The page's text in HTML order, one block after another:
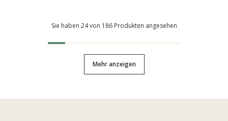
Sie haben 24 von 186 Produkten angesehen
Mehr anzeigen